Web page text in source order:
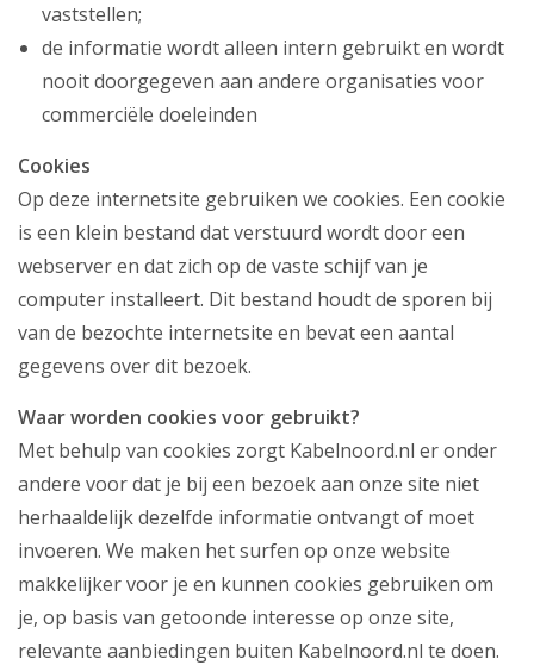
vaststellen;
de informatie wordt alleen intern gebruikt en wordt
nooit doorgegeven aan andere organisaties voor
commerciële doeleinden
Cookies
Op deze internetsite gebruiken we cookies. Een cookie
is een klein bestand dat verstuurd wordt door een
webserver en dat zich op de vaste schijf van je
computer installeert. Dit bestand houdt de sporen bij
van de bezochte internetsite en bevat een aantal
gegevens over dit bezoek.
Waar worden cookies voor gebruikt?
Met behulp van cookies zorgt Kabelnoord.nl er onder
andere voor dat je bij een bezoek aan onze site niet
herhaaldelijk dezelfde informatie ontvangt of moet
invoeren. We maken het surfen op onze website
makkelijker voor je en kunnen cookies gebruiken om
je, op basis van getoonde interesse op onze site,
relevante aanbiedingen buiten Kabelnoord.nl te doen.